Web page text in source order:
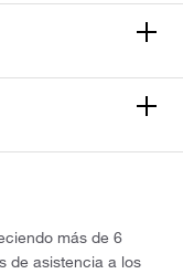
más de 6
de asistencia a los